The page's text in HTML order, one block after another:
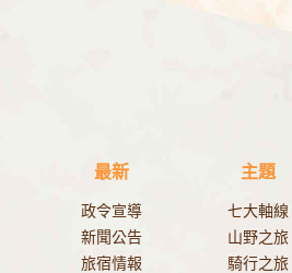
最新
政令宣導
新聞公告
旅宿情報
主題
七大軸線
山野之旅
騎行之旅